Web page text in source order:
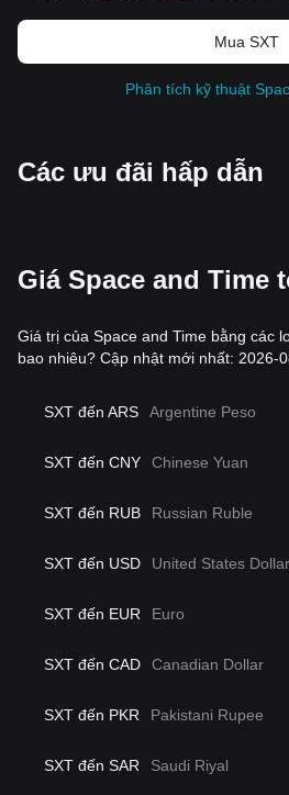
Mua SXT
Phân tích kỹ thuật
Các ưu đãi hấp dẫn
Giá Space and Time
Giá trị của Space and Time bằng các
bao nhiêu? Cập nhật mới nhất: 2026-
SXT đến ARS Argentine Peso
SXT đến CNY Chinese Yuan
SXT đến RUB Russian Ruble
SXT đến USD United States Dollar
SXT đến EUR Euro
SXT đến CAD Canadian Dollar
SXT đến PKR Pakistani Rupee
SXT đến SAR Saudi Riyal